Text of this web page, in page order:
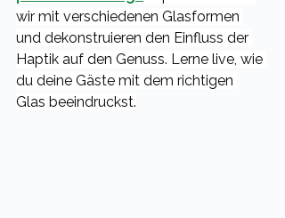
wir mit verschiedenen Glasformen
und dekonstruieren den Einfluss der
Haptik auf den Genuss. Lerne live, wie
du deine Gäste mit dem richtigen
Glas beeindruckst.